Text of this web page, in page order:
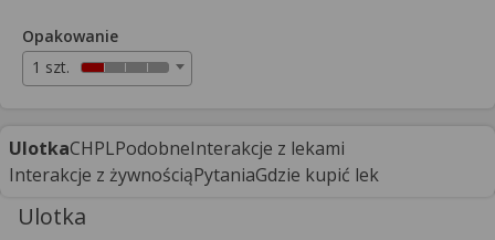
Opakowanie
1 szt.
UlotkaCHPLPodobneInterakcje z lekami
Interakcje z żywnościąPytaniaGdzie kupić lek
Ulotka
Serwisu.